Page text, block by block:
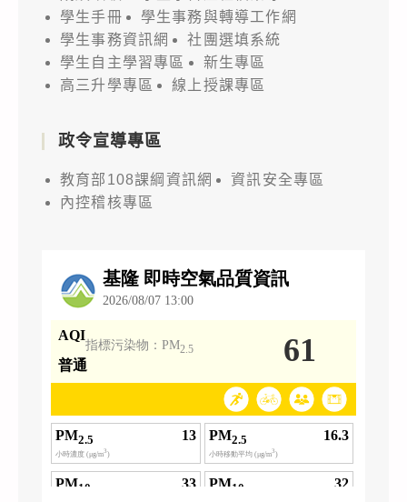
學生手冊
學生事務與轉導工作網
學生事務資訊網
社團選填系統
學生自主學習專區
新生專區
高三升學專區
線上授課專區
政令宣導專區
教育部108課綱資訊網
資訊安全專區
內控稽核專區